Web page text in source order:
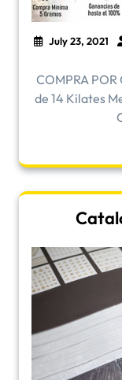
July 23, 2021
COMPRA
de 14 Kilates